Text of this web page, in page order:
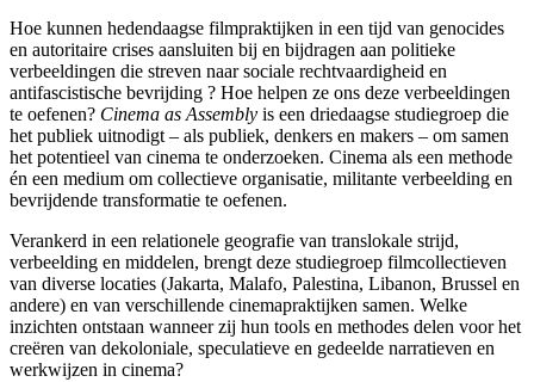
Hoe kunnen hedendaagse filmpraktijken in een tijd van genocides
en autoritaire crises aansluiten bij en bijdragen aan politieke
verbeeldingen die streven naar sociale rechtvaardigheid en
antifascistische bevrijding ? Hoe helpen ze ons deze verbeeldingen
te oefenen? Cinema as Assembly is een driedaagse studiegroep die
het publiek uitnodigt – als publiek, denkers en makers – om samen
het potentieel van cinema te onderzoeken. Cinema als een methode
én een medium om collectieve organisatie, militante verbeelding en
bevrijdende transformatie te oefenen.
Verankerd in een relationele geografie van translokale strijd,
verbeelding en middelen, brengt deze studiegroep filmcollectieven
van diverse locaties (Jakarta, Malafo, Palestina, Libanon, Brussel en
andere) en van verschillende cinemapraktijken samen. Welke
inzichten ontstaan wanneer zij hun tools en methodes delen voor het
creëren van dekoloniale, speculatieve en gedeelde narratieven en
werkwijzen in cinema?